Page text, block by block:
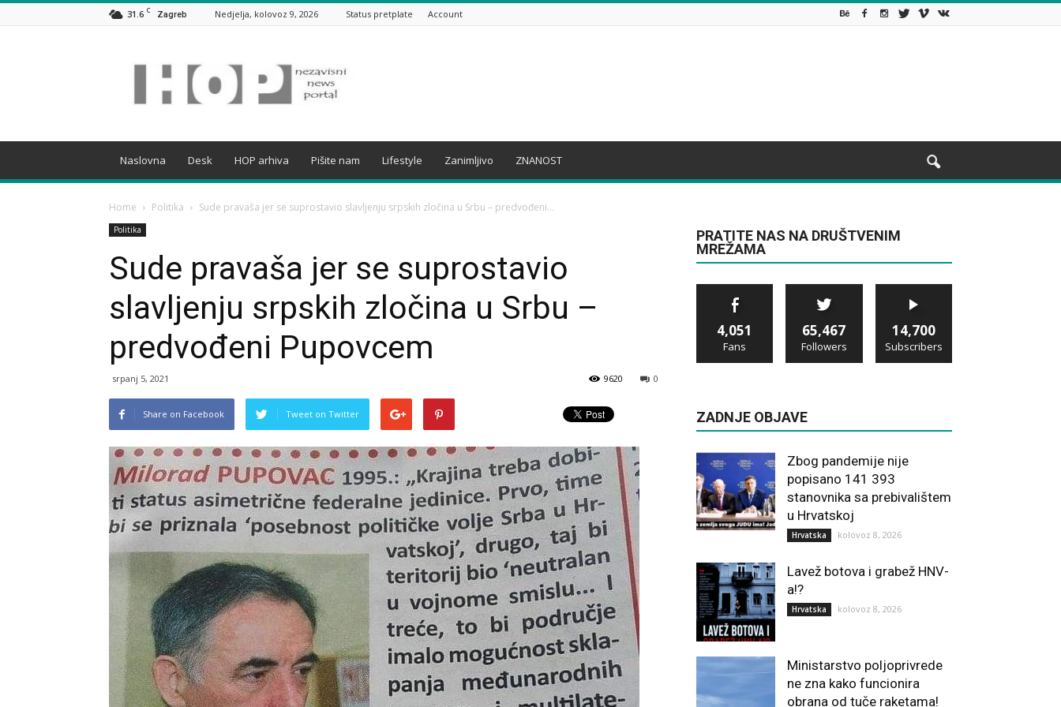
31.6 C Zagreb Nedjelja, kolovoz 9, 2026 Status pretplate Account
Naslovna Desk HOP arhiva Pišite nam Lifestyle Zanimljivo ZNANOST
Home Politika Sude pravaša jer se suprostavio slavljenju srpskih zločina u Srbu – predvođeni...
Politika
Sude pravaša jer se suprostavio
slavljenju srpskih zločina u Srbu –
predvođeni Pupovcem
srpanj 5, 2021 0
9620
Share on Facebook Tweet on Twitter
PRATITE NAS NA DRUŠTVENIM
MREŽAMA
4,051
Fans
65,467
Followers
14,700
Subscribers
ZADNJE OBJAVE
Zbog pandemije nije
popisano 141 393
stanovnika sa prebivalištem
u Hrvatskoj
Hrvatska kolovoz 8, 2026
Lavež botova i grabež HNV-
a!?
Hrvatska kolovoz 8, 2026
Ministarstvo poljoprivrede
ne zna kako funcionira
obrana od tuče raketama!